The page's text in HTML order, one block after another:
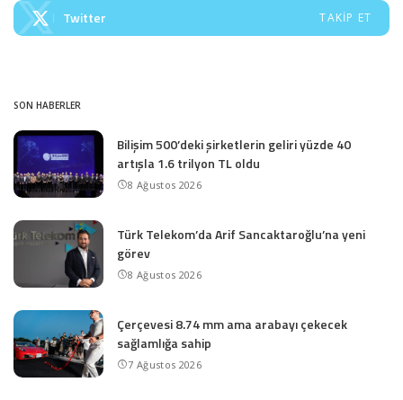
Twitter TAKIP ET
SON HABERLER
Bilişim 500’deki şirketlerin geliri yüzde 40
artışla 1.6 trilyon TL oldu
8 Ağustos 2026
Türk Telekom’da Arif Sancaktaroğlu’na yeni
görev
8 Ağustos 2026
Çerçevesi 8.74 mm ama arabayı çekecek
sağlamlığa sahip
7 Ağustos 2026